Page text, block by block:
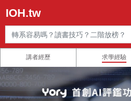
IOH.tw
講者經歷 求學經驗